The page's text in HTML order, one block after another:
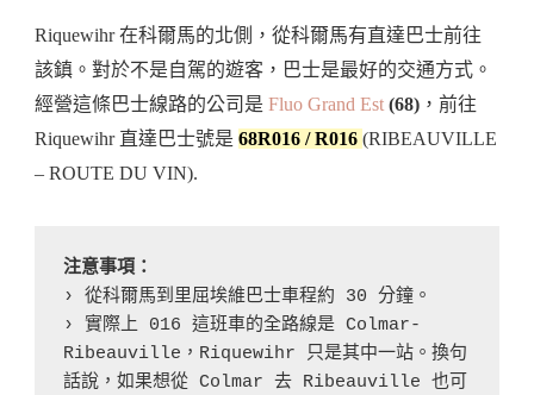
Riquewihr 在科爾馬的北側，從科爾馬有直達巴士前往
該鎮。對於不是自駕的遊客，巴士是最好的交通方式。
經營這條巴士線路的公司是 Fluo Grand Est (68) ，前往
Riquewihr 直達巴士號是 68R016 / R016 (RIBEAUVILLE
– ROUTE DU VIN).
注意事項：
› 從科爾馬到里屈埃維巴士車程約 30 分鐘。
› 實際上 016 這班車的全路線是 Colmar-
Ribeauville，Riquewihr 只是其中一站。換句
話說，如果想從 Colmar 去 Ribeauville 也可